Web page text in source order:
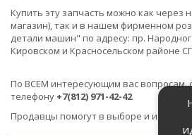
Купить эту запчасть можно как через
магазин), так и в нашем фирменном
детали машин" по адресу: пр.
Кировском и Красносельском районе
По ВСЕМ интересующим вас вопросам,
телефону +7(812) 971-42-42
Продавцы помогут в выборе и